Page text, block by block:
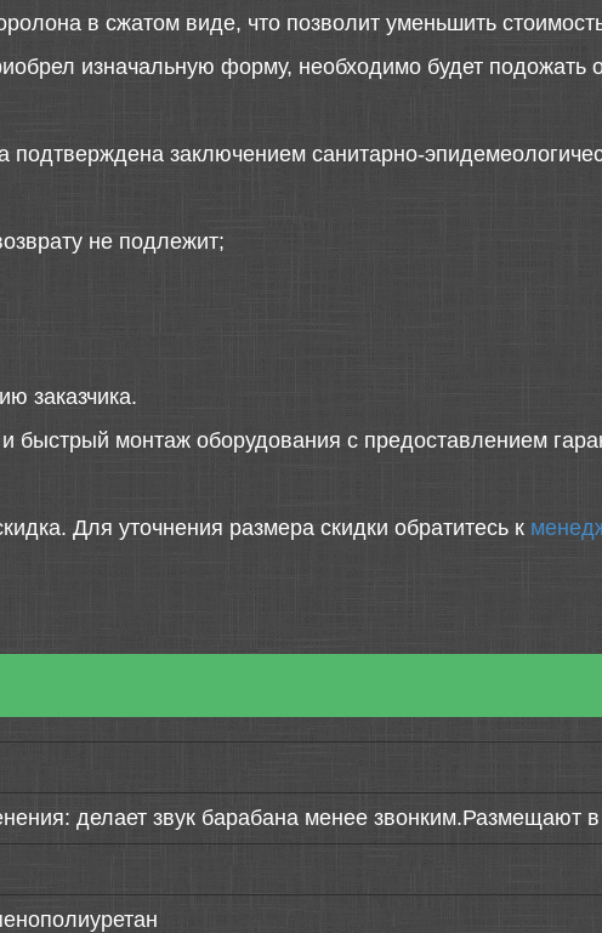
в сжатом виде, что позволит уменьшить
изначальную форму, необходимо будет подожать
подтверждена заключением санитарно-
не подлежит;
заказчика.
монтаж оборудования с предоставлением
Для уточнения размера скидки обратитесь к
делает звук барабана менее звонким.Размещают в